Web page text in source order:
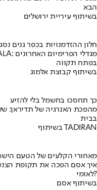
הבא
בשיתוף עיריית ירושלים
חלון ההזדמנויות בכפר גנים
בפתח תקווה
בשיתוף קבוצת אלמוג
כך תחסכו בחשמל בלי להזיע
מהפכת האנרגיה של תדיראן:
בבית
בשיתוף TADIRAN
מאחורי הקלעים של הטעם
לאומי?
בשיתוף אסם